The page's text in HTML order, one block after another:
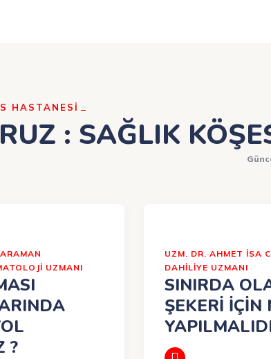
HASTANESİ
: SAĞLIK
UZMANI
?
UZM. DR. AHMET İSA
DAHİLİYE UZMANI
SINIRDA
ŞEKERİ İÇİN